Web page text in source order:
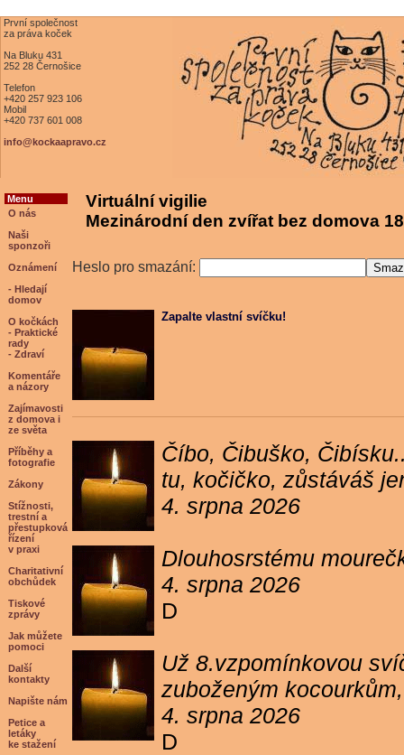
První společnost
za práva koček
Na Bluku 431
252 28 Černošice
Telefon
+420 257 923 106
Mobil
+420 737 601 008
info@kockaapravo.cz
Menu
O nás
Naši
sponzoři
Oznámení
- Hledají
domov
O kočkách
- Praktické
rady
- Zdraví
Komentáře
a názory
Zajímavosti
z domova i
ze světa
Příběhy a
fotografie
Zákony
Stížnosti,
trestní a
přestupková
řízení
v praxi
Charitativní
obchůdek
Tiskové
zprávy
Jak můžete
pomoci
Další
kontakty
Napište nám
Petice a
letáky
ke stažení
Virtuální vigilie
Mezinárodní den zvířat bez domova
Heslo pro smazání:
Zapalte vlastní svíčku!
Číbo, Čibuško,
tu, kočičko, zůstáváš
4. srpna 2026
Dlouhosrstému
4. srpna 2026
D
Už 8.vzpomínkovou
zuboženým
4. srpna 2026
D